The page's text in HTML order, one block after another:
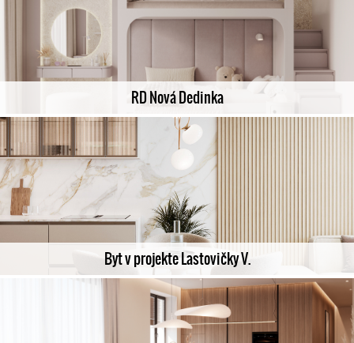
RD Nová Dedinka
Byt v projekte Lastovičky V.